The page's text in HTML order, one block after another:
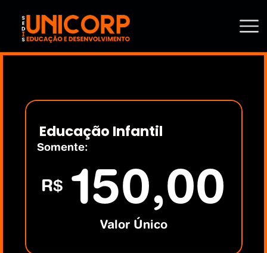
Educação Infantil
Somente:
R$ 150,00
Valor Único